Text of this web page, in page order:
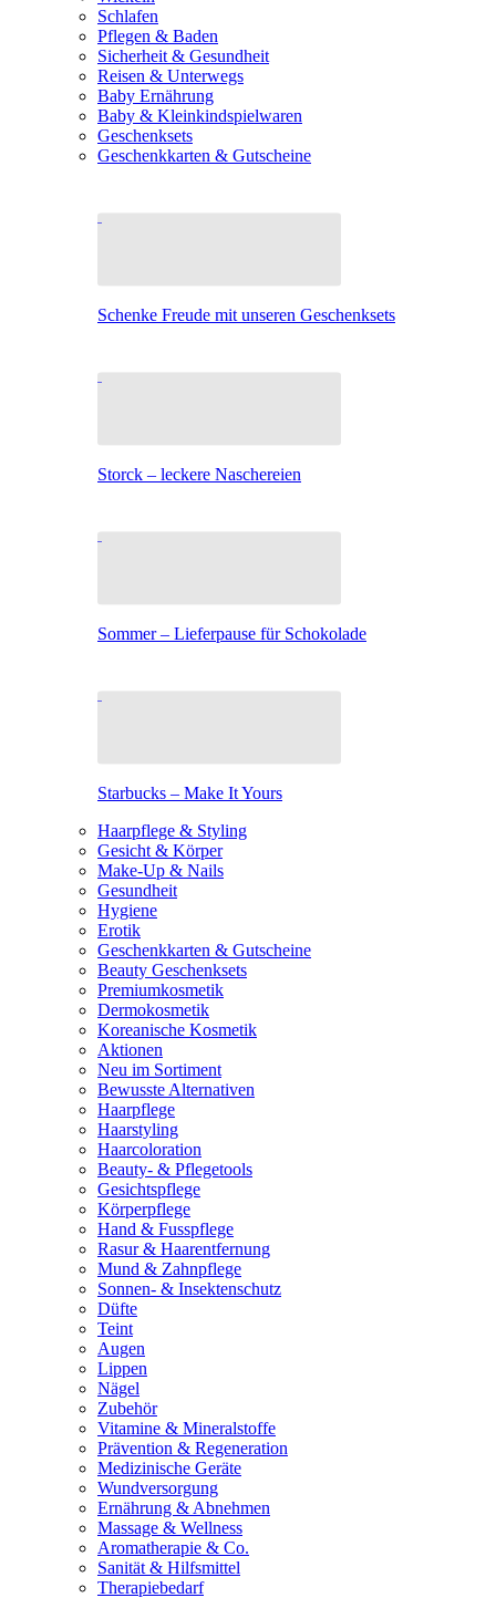
Schlafen
Pflegen & Baden
Sicherheit & Gesundheit
Reisen & Unterwegs
Baby Ernährung
Baby & Kleinkindspielwaren
Geschenksets
Geschenkkarten & Gutscheine
Schenke Freude mit unseren Geschenksets
Storck – leckere Naschereien
Sommer – Lieferpause für Schokolade
Starbucks – Make It Yours
Haarpflege & Styling
Gesicht & Körper
Make-Up & Nails
Gesundheit
Hygiene
Erotik
Geschenkkarten & Gutscheine
Beauty Geschenksets
Premiumkosmetik
Dermokosmetik
Koreanische Kosmetik
Aktionen
Neu im Sortiment
Bewusste Alternativen
Haarpflege
Haarstyling
Haarcoloration
Beauty- & Pflegetools
Gesichtspflege
Körperpflege
Hand & Fusspflege
Rasur & Haarentfernung
Mund & Zahnpflege
Sonnen- & Insektenschutz
Düfte
Teint
Augen
Lippen
Nägel
Zubehör
Vitamine & Mineralstoffe
Prävention & Regeneration
Medizinische Geräte
Wundversorgung
Ernährung & Abnehmen
Massage & Wellness
Aromatherapie & Co.
Sanität & Hilfsmittel
Therapiebedarf